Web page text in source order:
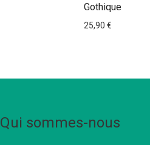
Gothique
25,90 €
Qui sommes-nous